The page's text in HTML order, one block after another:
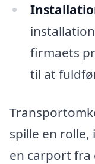
firmaets
til at
spille en
en carport fra